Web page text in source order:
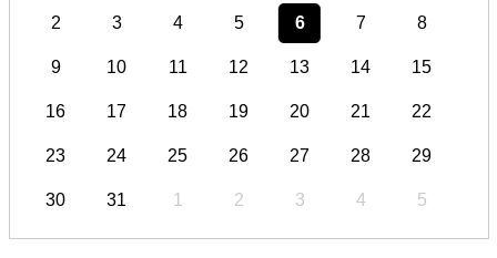
2 3 4 5 6 7 8
9 10 11 12 13 14 15
16 17 18 19 20 21 22
23 24 25 26 27 28 29
30 31 1 2 3 4 5